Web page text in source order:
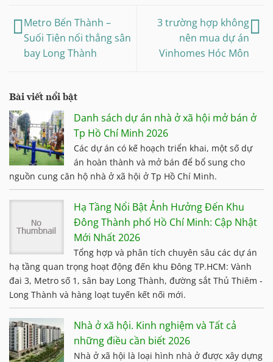
Metro Bến Thành –
Suối Tiên nối thẳng sân
bay Long Thành
3 trường hợp không
nên mua dự án
Vinhomes Hóc Môn
Bài viết nổi bật
Danh sách dự án nhà ở xã hội mở bán ở
Tp Hồ Chí Minh 2026
Các dự án có kế hoạch triển khai, một số dự
án hoàn thành và mở bán để bổ sung cho
nguồn cung căn hộ nhà ở xã hội ở Tp Hồ Chí Minh.
Hạ Tầng Nổi Bật Ảnh Hưởng Đến Khu
Đông Thành phố Hồ Chí Minh: Cập Nhật
Mới Nhất 2026
Tổng hợp và phân tích chuyên sâu các dự án
hạ tầng quan trọng hoạt động đến khu Đông TP.HCM: Vành
đai 3, Metro số 1, sân bay Long Thành, đường sắt Thủ Thiêm -
Long Thành và hàng loạt tuyến kết nối mới.
Nhà ở xã hội. Kinh nghiệm và Tất cả
những điều cần biết 2026
Nhà ở xã hội là loại hình nhà ở được xây dựng